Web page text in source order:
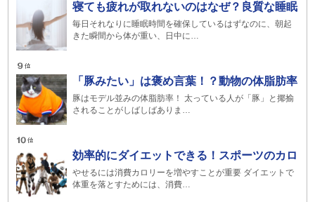
寝ても疲れが取れないのはなぜ？良質な睡眠
毎日それなりに睡眠時間を確保しているはずなのに、朝起
きた瞬間から体が重い、日中に…
「豚みたい」は褒め言葉！？動物の体脂肪率
豚はモデル並みの体脂肪率！ 太っている人が「豚」と揶揄
されることがしばしばありま…
効率的にダイエットできる！スポーツのカロ
やせるには消費カロリーを増やすことが重要 ダイエットで
体重を落とすためには、消費…